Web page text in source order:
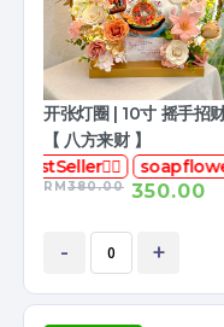
开张灯圈 | 10寸 摇手招
【 八方来财 】
BestSeller👍🏻
RM380.00 350.00
- +